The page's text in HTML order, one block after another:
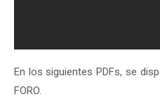
En los siguientes PDFs, se
FORO.